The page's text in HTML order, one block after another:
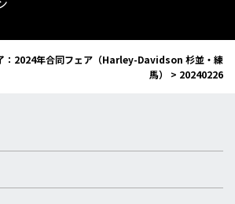
：2024年合同フェア（Harley-Davidson 杉並・練
馬）
> 20240226